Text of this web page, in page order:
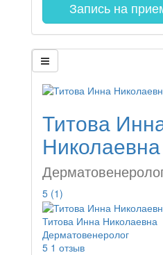
Запись на
Титова
Николаевна
5 (1)
Титова Инна Николаевна
Дерматовенеролог
5 1 отзыв